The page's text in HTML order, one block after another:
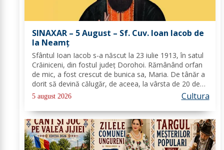
SINAXAR – 5 August – Sf. Cuv. Ioan Iacob de
la Neamţ
Sfântul Ioan Iacob s-a născut la 23 iulie 1913, în satul
Crăiniceni, din fostul județ Dorohoi. Rămânând orfan
de mic, a fost crescut de bunica sa, Maria. De tânăr a
dorit să devină călugăr, de aceea, la vârsta de 20 de
ani, și-a îndreptat pașii spre Mănăstirea Neamț. La 8
aprilie 1936, rasoforul...
5 august 2026 Cultura